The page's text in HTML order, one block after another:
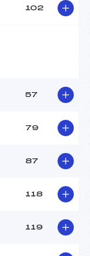
102
57
79
87
118
119